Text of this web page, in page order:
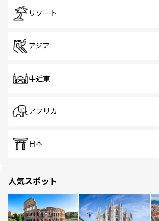
リゾート
アジア
中近東
アフリカ
日本
人気スポット